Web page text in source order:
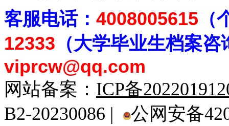
客服电话： 4008005615
12333 （大学毕业生档案咨
viprcw@qq.com
网站备案： ICP备
B2-20230086 |
公网安备